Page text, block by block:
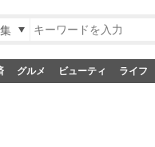
グルメ ビューティ ライフ